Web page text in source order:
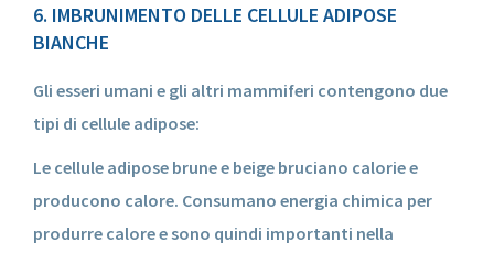
6. IMBRUNIMENTO DELLE CELLULE ADIPOSE
BIANCHE
Gli esseri umani e gli altri mammiferi contengono due
tipi di cellule adipose:
Le cellule adipose brune e beige bruciano calorie e
producono calore. Consumano energia chimica per
produrre calore e sono quindi importanti nella